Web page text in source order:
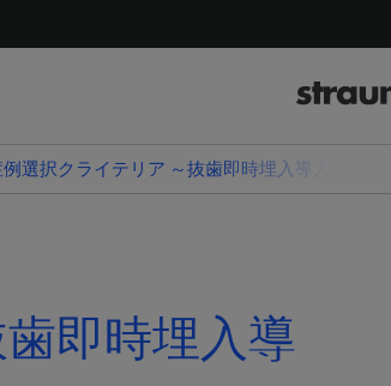
選択クライテリア ～抜歯即時埋入導入コース～
即時埋入導